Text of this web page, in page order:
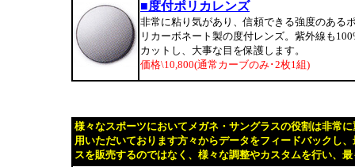
■度付ポリカレンズ
非常に粘り気があり、信頼できる強度のある
リカーボネート製の度付レンズ。紫外線も
カットし、大事な目を保護します。
価格\10,800(通常カーブのみ･2枚1組)
様々なスポーツにおいてメガネ・サングラスの役割は非常
用いただいております方々からデータをフィードバックし
スを販売するのではなく、様々な調整やカスタムを行い、